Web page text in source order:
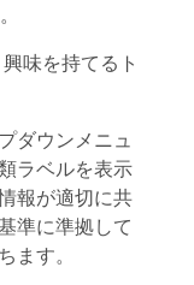
味を持てるト
ダウンメニュ
ラベルを表示
報が適切に共
準に準拠して
ます。